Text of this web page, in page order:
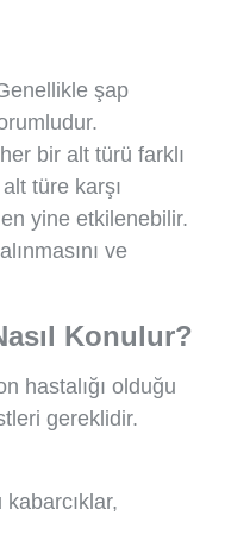
şap
bir alt türü farklı
türe karşı
yine etkilenebilir.
ve
Konulur?
hastalığı olduğu
gereklidir.